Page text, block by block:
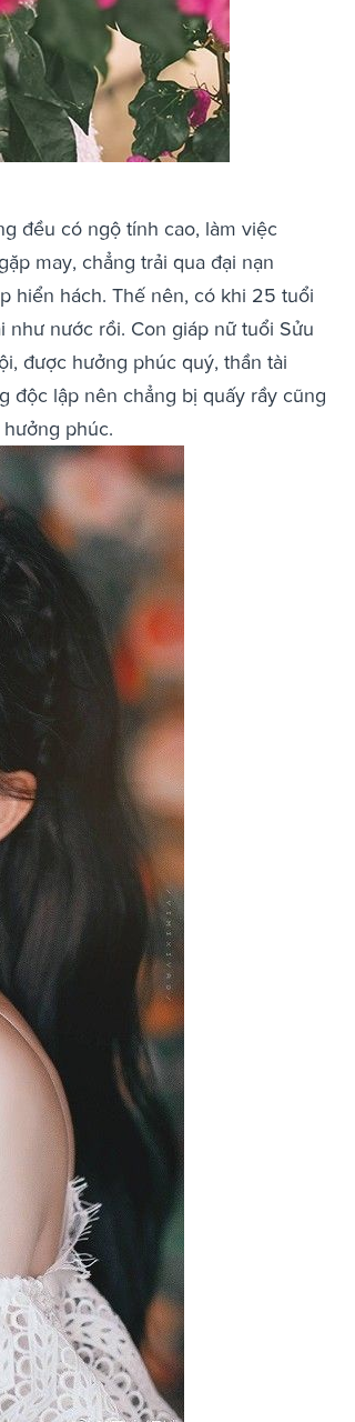
đều có ngộ tính cao, làm việc
may, chẳng trải qua đại nạn
hiển hách. Thế nên, có khi 25 tuổi
nước rồi. Con giáp nữ tuổi Sửu
được hưởng phúc quý, thần tài
độc lập nên chẳng bị quấy rầy cũng
phúc.